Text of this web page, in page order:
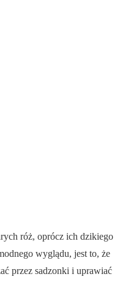
róż, oprócz ich dzikiego
wyglądu, jest to, że
przez sadzonki i uprawiać